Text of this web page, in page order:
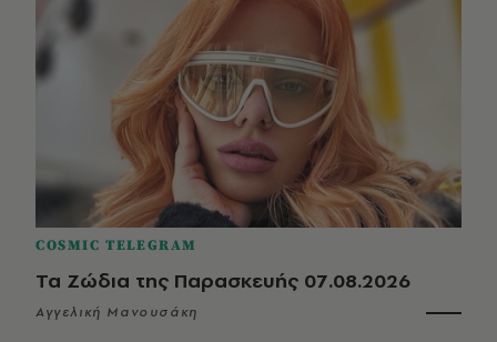
COSMIC TELEGRAM
Τα Ζώδια της Παρασκευής 07.08.2026
Αγγελική Μανουσάκη